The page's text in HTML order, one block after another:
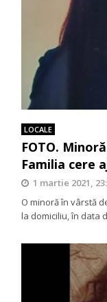
LOCALE
FOTO.
Familia cere
1 martie 2021,
O minoră în vârstă
la domiciliu, în data